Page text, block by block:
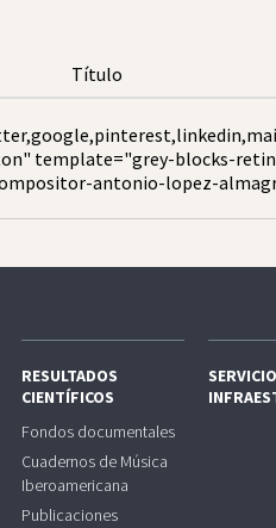
Título
template="grey-blocks-
antonio-lopez-
RESULTADOS
CIENTÍFICOS
Fondos documentales
Cuadernos de Música
Iberoamericana
Publicaciones